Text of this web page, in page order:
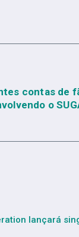
contas de
o
lançará